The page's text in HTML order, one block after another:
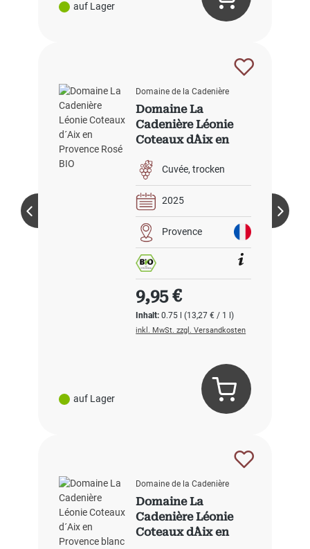
auf Lager
auf Lager
Domaine de la Cadenière
Domaine La
Cadenière Léonie
Coteaux d´Aix en
Cuvée trocken
2025
Provence
Inhalt:0.75 l(13,27 € / 1 l)
Regulärer Preis:
9,95 €
inkl. MwSt. zzgl. Versandkosten
Domaine de la Cadenière
Domaine La
Cadenière Léonie
Coteaux d´Aix en